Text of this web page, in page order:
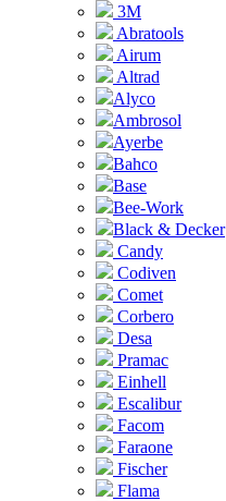
3M
Abratools
Airum
Altrad
Alyco
Ambrosol
Ayerbe
Bahco
Base
Bee-Work
Black & Decker
Candy
Codiven
Comet
Corbero
Desa
Pramac
Einhell
Escalibur
Facom
Faraone
Fischer
Flama